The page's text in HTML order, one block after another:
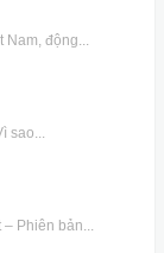
Nam, động...
sao...
Phiên bản...